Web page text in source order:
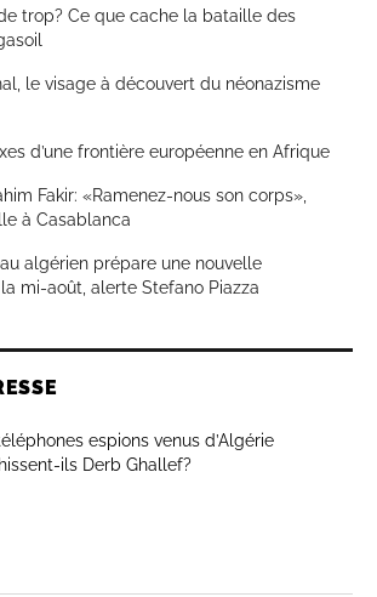
trop? Ce que cache la bataille des
le visage à découvert du néonazisme
d’une frontière européenne en Afrique
Fakir: «Ramenez-nous son corps»,
à Casablanca
algérien prépare une nouvelle
mi-août, alerte Stefano Piazza
espions venus d’Algérie
ils Derb Ghallef?